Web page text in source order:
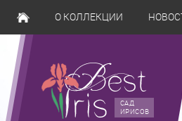
О КОЛЛЕКЦИИ
САД
ИРИСОВ